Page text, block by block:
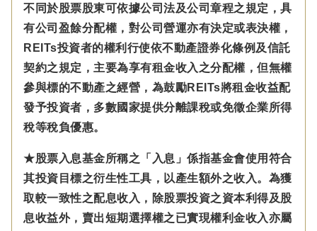
不同於股票股東可依據公司法及公司章程之規定，具
有公司盈餘分配權，對公司營運亦有決定或表決權，
REITs投資者的權利行使依不動產證券化條例及信託
契約之規定，主要為享有租金收入之分配權，但無權
參與標的不動產之經營，為鼓勵REITs將租金收益配
發予投資者，多數國家提供分離課稅或免徵企業所得
稅等稅負優惠。
★股票入息基金所稱之「入息」係指基金會使用符合
其投資目標之衍生性工具，以產生額外之收入。為獲
取較一致性之配息收入，除股票投資之資本利得及股
息收益外，賣出短期選擇權之已實現權利金收入亦屬